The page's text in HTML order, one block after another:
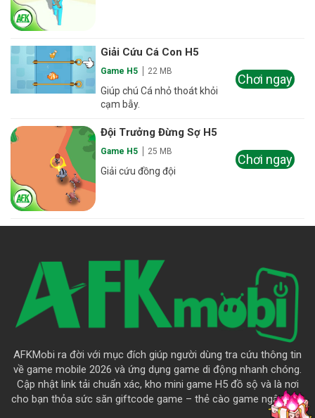
Giải Cứu Cá Con H5
Game H5 22 MB
Giúp chú Cá nhỏ thoát khỏi
cạm bẫy.
Chơi ngay
Đội Trưởng Đừng Sợ H5
Game H5 25 MB
Giải cứu đồng đội
Chơi ngay
AFKMobi ra đời với mục đích giúp người dùng tra cứu thông tin
về game mobile 2026 và ứng dụng game di động nhanh chóng.
Cập nhật link tải chuẩn xác, kho mini game H5 đồ sộ và là nơi
cho bạn thỏa sức săn giftcode game – thẻ cào game ngập trời.